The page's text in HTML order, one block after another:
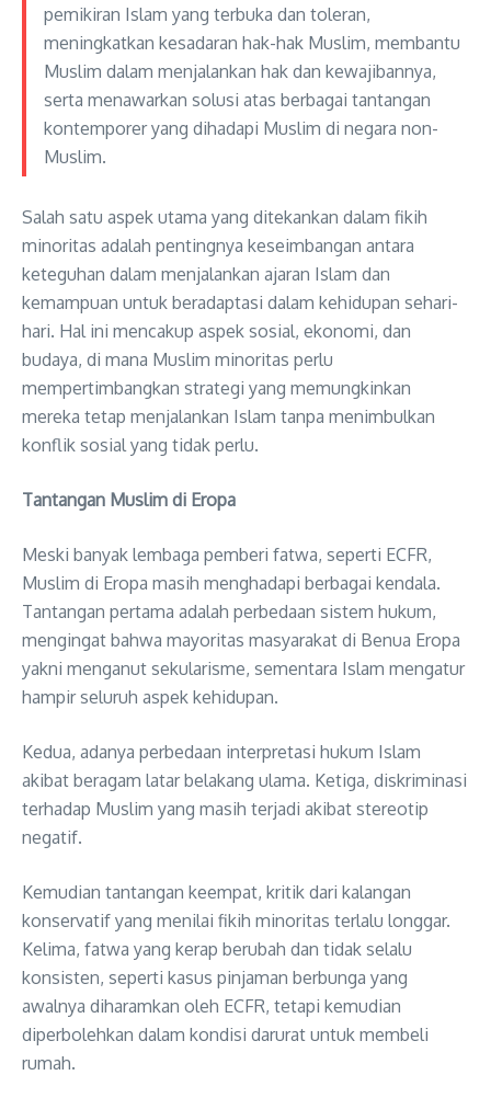
pemikiran Islam yang terbuka dan toleran,
meningkatkan kesadaran hak-hak Muslim, membantu
Muslim dalam menjalankan hak dan kewajibannya,
serta menawarkan solusi atas berbagai tantangan
kontemporer yang dihadapi Muslim di negara non-
Muslim.
Salah satu aspek utama yang ditekankan dalam fikih
minoritas adalah pentingnya keseimbangan antara
keteguhan dalam menjalankan ajaran Islam dan
kemampuan untuk beradaptasi dalam kehidupan sehari-
hari. Hal ini mencakup aspek sosial, ekonomi, dan
budaya, di mana Muslim minoritas perlu
mempertimbangkan strategi yang memungkinkan
mereka tetap menjalankan Islam tanpa menimbulkan
konflik sosial yang tidak perlu.
Tantangan Muslim di Eropa
Meski banyak lembaga pemberi fatwa, seperti ECFR,
Muslim di Eropa masih menghadapi berbagai kendala.
Tantangan pertama adalah perbedaan sistem hukum,
mengingat bahwa mayoritas masyarakat di Benua Eropa
yakni menganut sekularisme, sementara Islam mengatur
hampir seluruh aspek kehidupan.
Kedua, adanya perbedaan interpretasi hukum Islam
akibat beragam latar belakang ulama. Ketiga, diskriminasi
terhadap Muslim yang masih terjadi akibat stereotip
negatif.
Kemudian tantangan keempat, kritik dari kalangan
konservatif yang menilai fikih minoritas terlalu longgar.
Kelima, fatwa yang kerap berubah dan tidak selalu
konsisten, seperti kasus pinjaman berbunga yang
awalnya diharamkan oleh ECFR, tetapi kemudian
diperbolehkan dalam kondisi darurat untuk membeli
rumah.